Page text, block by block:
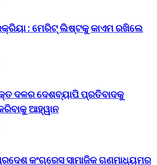
: ମେରିଟ୍ ଲିଷ୍ଟକୁ କାଏମ ରଖିଲେ
ଦଳର ଦେଶବ୍ୟାପି ପ୍ରତିବାଦକୁ
ଆହ୍ୱାନ
କଂଗ୍ରେସ ସାମାଜିକ ଗଣମାଧ୍ୟମର